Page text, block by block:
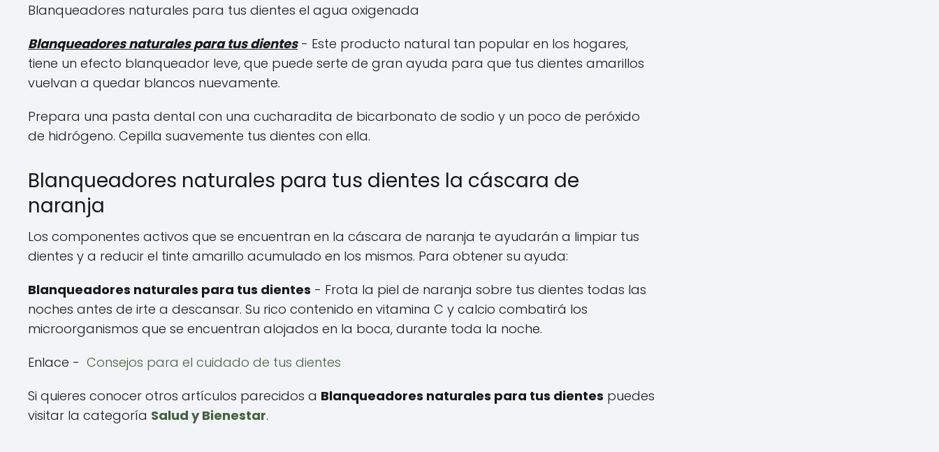
Blanqueadores naturales para tus dientes el agua oxigenada
Blanqueadores naturales para tus dientes- Este producto natural tan popular en los hogares,
tiene un efecto blanqueador leve, que puede serte de gran ayuda para que tus dientes amarillos
vuelvan a quedar blancos nuevamente.
Prepara una pasta dental con una cucharadita de bicarbonato de sodio y un poco de peróxido
de hidrógeno. Cepilla suavemente tus dientes con ella.
Blanqueadores naturales para tus dientes la cáscara de
naranja
Los componentes activos que se encuentran en la cáscara de naranja te ayudarán a limpiar tus
dientes y a reducir el tinte amarillo acumulado en los mismos. Para obtener su ayuda:
Blanqueadores naturales para tus dientes - Frota la piel de naranja sobre tus dientes todas las
noches antes de irte a descansar. Su rico contenido en vitamina C y calcio combatirá los
microorganismos que se encuentran alojados en la boca, durante toda la noche.
Enlace - Consejos para el cuidado de tus dientes
Si quieres conocer otros artículos parecidos a Blanqueadores naturales para tus dientes puedes
visitar la categoría Salud y Bienestar.